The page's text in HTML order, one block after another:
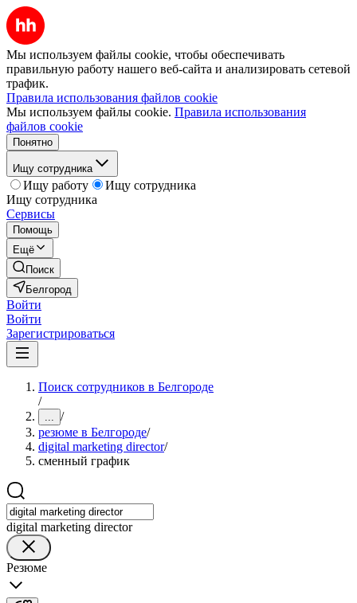
Мы используем файлы cookie, чтобы обеспечивать
правильную работу нашего веб-сайта и анализировать сетевой
трафик.
Правила использования файлов cookie
Мы используем файлы cookie. Правила использования
файлов cookie
Понятно
Ищу сотрудника
Ищу работу
Ищу сотрудника
Ищу сотрудника
Сервисы
Помощь
Ещё
Поиск
Белгород
Войти
Войти
Зарегистрироваться
Поиск сотрудников в Белгороде
/
... /
резюме в Белгороде/
digital marketing director/
сменный график
digital marketing director
Резюме